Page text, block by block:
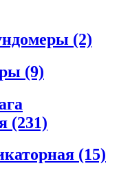
(2)
(9)
(231)
(15)